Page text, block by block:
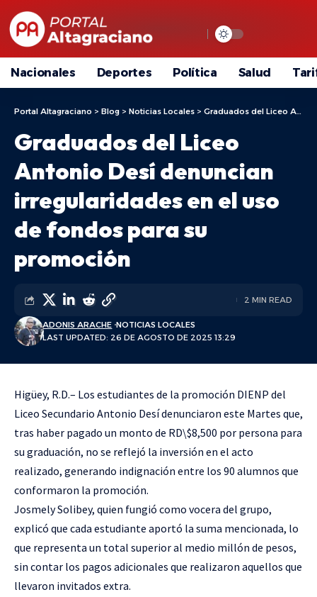
Nacionales Deportes Política Salud
Portal Altagraciano > Blog > Noticias Locales > Graduados del Liceo Antonio Desí denuncian irregularidades en el uso de fondos para su promoción
Graduados del Liceo
Antonio Desí denuncian
irregularidades en el uso
de fondos para su
promoción
LAST UPDATED: 26 DE AGOSTO DE 2025 13:29
ADONIS ARACHE NOTICIAS LOCALES
2 MIN READ
Higüey, R.D.– Los estudiantes de la promoción DIENP del
Liceo Secundario Antonio Desí denunciaron este Martes que,
tras haber pagado un monto de RD\$8,500 por persona para
su graduación, no se reflejó la inversión en el acto
realizado, generando indignación entre los 90 alumnos que
conformaron la promoción.
Josmely Solibey, quien fungió como vocera del grupo,
explicó que cada estudiante aportó la suma mencionada, lo
que representa un total superior al medio millón de pesos,
sin contar los pagos adicionales que realizaron aquellos que
llevaron invitados extra.